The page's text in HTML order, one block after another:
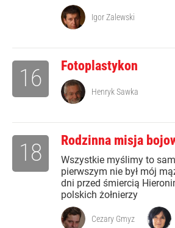
Igor Zalewski
Fotoplastykon
16 Henryk Sawka
Rodzinna misja
Wszystkie myślimy to
pierwszym nie był mój
dni przed śmiercią
polskich żołnierzy
18
Cezary Gmyz